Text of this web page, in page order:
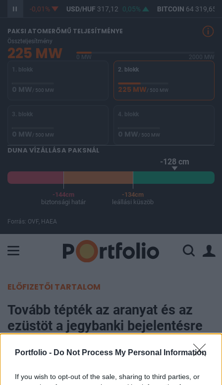
Portfolio - Do Not Process My Personal Information
If you wish to opt-out of the sale, sharing to third parties, or
365,37 -0,01% USD/HUF317,12 0,05% BITCOIN64 319,65
PAKSI ATOMERŐMŰ TELJESÍTMÉNYE
Összteljesítmény
225 MW 0 MW
2000 MW
1. blokk
0 MW/ 500 MW
2. blokk
225 MW/ 500 MW
3. blokk
0 MW/ 500 MW
4. blokk
0 MW/ 500 MW
DUNA VÍZÁLLÁSA PAKSNÁL
-128 cm
-144cm
biztonsági határ
-134cm
leállási küszöb
Forrás: OVF, HAEA
ELŐFIZETŐI TARTALOM
Tovább tépték az aranyat és az
ezüstöt a jegybanki bejelentésre
Portfolio